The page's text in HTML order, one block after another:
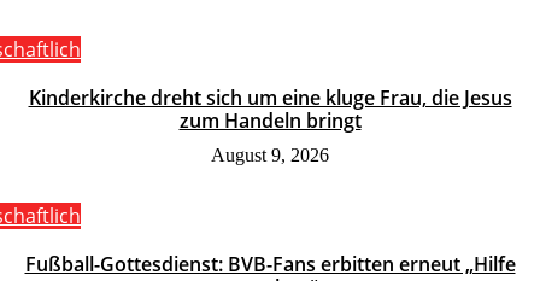
Kinderkirche dreht sich um eine kluge Frau, die Jesus
zum Handeln bringt
August 9, 2026
Fußball-Gottesdienst: BVB-Fans erbitten erneut „Hilfe